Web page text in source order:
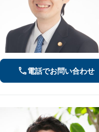
電話でお問い合わせ